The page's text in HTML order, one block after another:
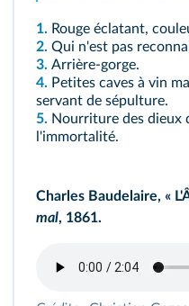
1. Rouge éclatant,
2. Qui n'est pas
3. Arrière‑gorge.
4. Petites caves à vin
servant de sépulture.
5. Nourriture des dieux
l'immortalité.
Charles Baudelaire, «
mal, 1861.